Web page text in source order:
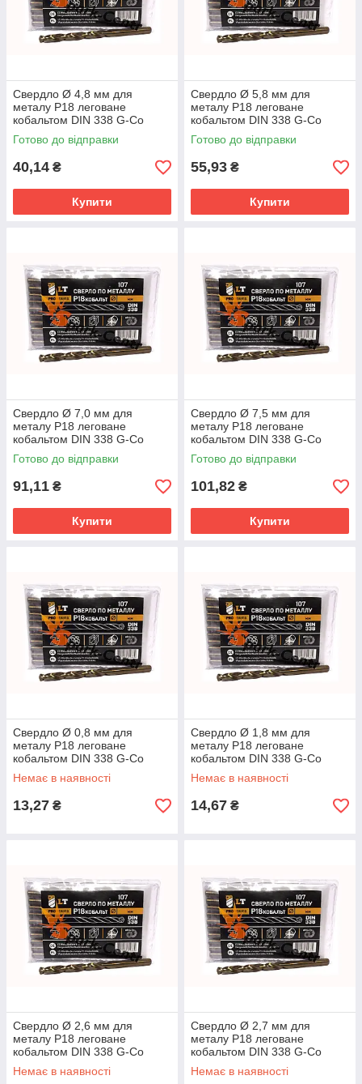
Свердло Ø 4,8 мм для
металу P18 леговане
кобальтом DIN 338 G-Co
Готово до відправки
40,14 ₴
Купити
Свердло Ø 5,8 мм для
металу P18 леговане
кобальтом DIN 338 G-Co
Готово до відправки
55,93 ₴
Купити
Свердло Ø 7,0 мм для
металу P18 леговане
кобальтом DIN 338 G-Co
Готово до відправки
91,11 ₴
Купити
Свердло Ø 7,5 мм для
металу P18 леговане
кобальтом DIN 338 G-Co
Готово до відправки
101,82 ₴
Купити
Свердло Ø 0,8 мм для
металу P18 леговане
кобальтом DIN 338 G-Co
Немає в наявності
13,27 ₴
Свердло Ø 1,8 мм для
металу P18 леговане
кобальтом DIN 338 G-Co
Немає в наявності
14,67 ₴
Свердло Ø 2,6 мм для
металу P18 леговане
кобальтом DIN 338 G-Co
Немає в наявності
Свердло Ø 2,7 мм для
металу P18 леговане
кобальтом DIN 338 G-Co
Немає в наявності